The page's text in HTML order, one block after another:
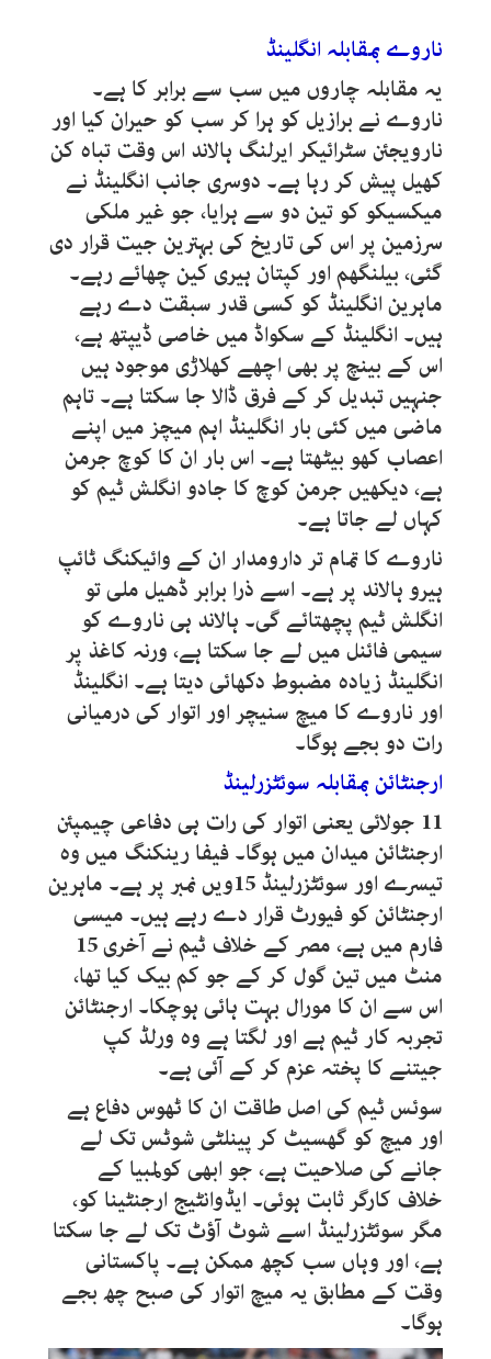
ناروے بمقابلہ انگلینڈ
یہ مقابلہ چاروں میں سب سے برابر کا ہے۔
ناروے نے برازیل کو ہرا کر سب کو حیران کیا اور
نارویجئن سٹرائیکر ایرلنگ ہالاند اس وقت تباہ کن
کھیل پیش کر رہا ہے۔ دوسری جانب انگلینڈ نے
میکسیکو کو تین دو سے ہرایا، جو غیر ملکی
سرزمین پر اس کی تاریخ کی بہترین جیت قرار دی
گئی، بیلنگھم اور کپتان ہیری کین چھائے رہے۔
ماہرین انگلینڈ کو کسی قدر سبقت دے رہے
ہیں۔ انگلینڈ کے سکواڈ میں خاصی ڈیپتھ ہے،
اس کے بینچ پر بھی اچھے کھلاڑی موجود ہیں
جنہیں تبدیل کر کے فرق ڈالا جا سکتا ہے۔ تاہم
ماضی میں کئی بار انگلینڈ اہم میچز میں اپنے
اعصاب کھو بیٹھتا ہے۔ اس بار ان کا کوچ جرمن
ہے، دیکھیں جرمن کوچ کا جادو انگلش ٹیم کو
کہاں لے جاتا ہے۔
ناروے کا تمام تر دارومدار ان کے وائیکنگ ٹائپ
ہیرو ہالاند پر ہے۔ اسے ذرا برابر ڈھیل ملی تو
انگلش ٹیم پچھتائے گی۔ ہالاند ہی ناروے کو
سیمی فائنل میں لے جا سکتا ہے، ورنہ کاغذ پر
انگلینڈ زیادہ مضبوط دکھائی دیتا ہے۔ انگلینڈ
اور ناروے کا میچ سنیچر اور اتوار کی درمیانی
رات دو بجے ہوگا۔
ارجنٹائن بمقابلہ سوئٹزرلینڈ
11 جولائی یعنی اتوار کی رات ہی دفاعی چیمپئن
ارجنٹائن میدان میں ہوگا۔ فیفا رینکنگ میں وہ
تیسرے اور سوئٹزرلینڈ15ویں نمبر پر ہے۔ ماہرین
ارجنٹائن کو فیورٹ قرار دے رہے ہیں۔ میسی
فارم میں ہے، مصر کے خلاف ٹیم نے آخری15
منٹ میں تین گول کر کے جو کم بیک کیا تھا،
اس سے ان کا مورال بہت ہائی ہوچکا۔ ارجنٹائن
تجربہ کار ٹیم ہے اور لگتا ہے وہ ورلڈ کپ
جیتنے کا پختہ عزم کر کے آئی ہے۔
سوئس ٹیم کی اصل طاقت ان کا ٹھوس دفاع ہے
اور میچ کو گھسیٹ کر پینلٹی شوٹس تک لے
جانے کی صلاحیت ہے، جو ابھی کولمبیا کے
خلاف کارگر ثابت ہوئی۔ ایڈوانٹیج ارجنٹینا کو،
مگر سوئٹزرلینڈ اسے شوٹ آؤٹ تک لے جا سکتا
ہے، اور وہاں سب کچھ ممکن ہے۔ پاکستانی
وقت کے مطابق یہ میچ اتوار کی صبح چھ بجے
ہوگا۔